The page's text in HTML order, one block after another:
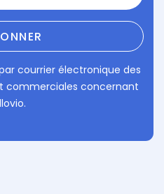
courrier électronique des
commerciales concernant